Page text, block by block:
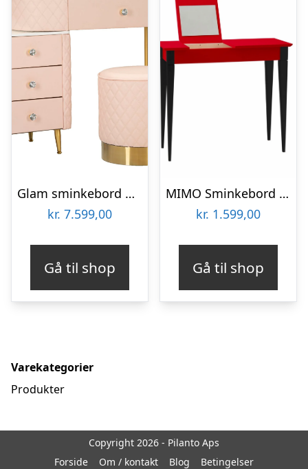
Glam sminkebord med skammel i træ, mdf, metal – 120x40x75, 36×39 cm
kr. 7.599,00
Gå til shop
MIMO Sminkebord med spejl – 65×35 cm sorte ben / røde
kr. 1.599,00
Gå til shop
Varekategorier
Produkter
Copyright 2026 - Pilanto Aps
Forside
Om / kontakt Blog Betingelser